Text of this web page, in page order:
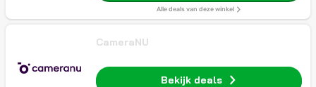
Alle deals van deze winkel
CameraNU
Bekijk deals